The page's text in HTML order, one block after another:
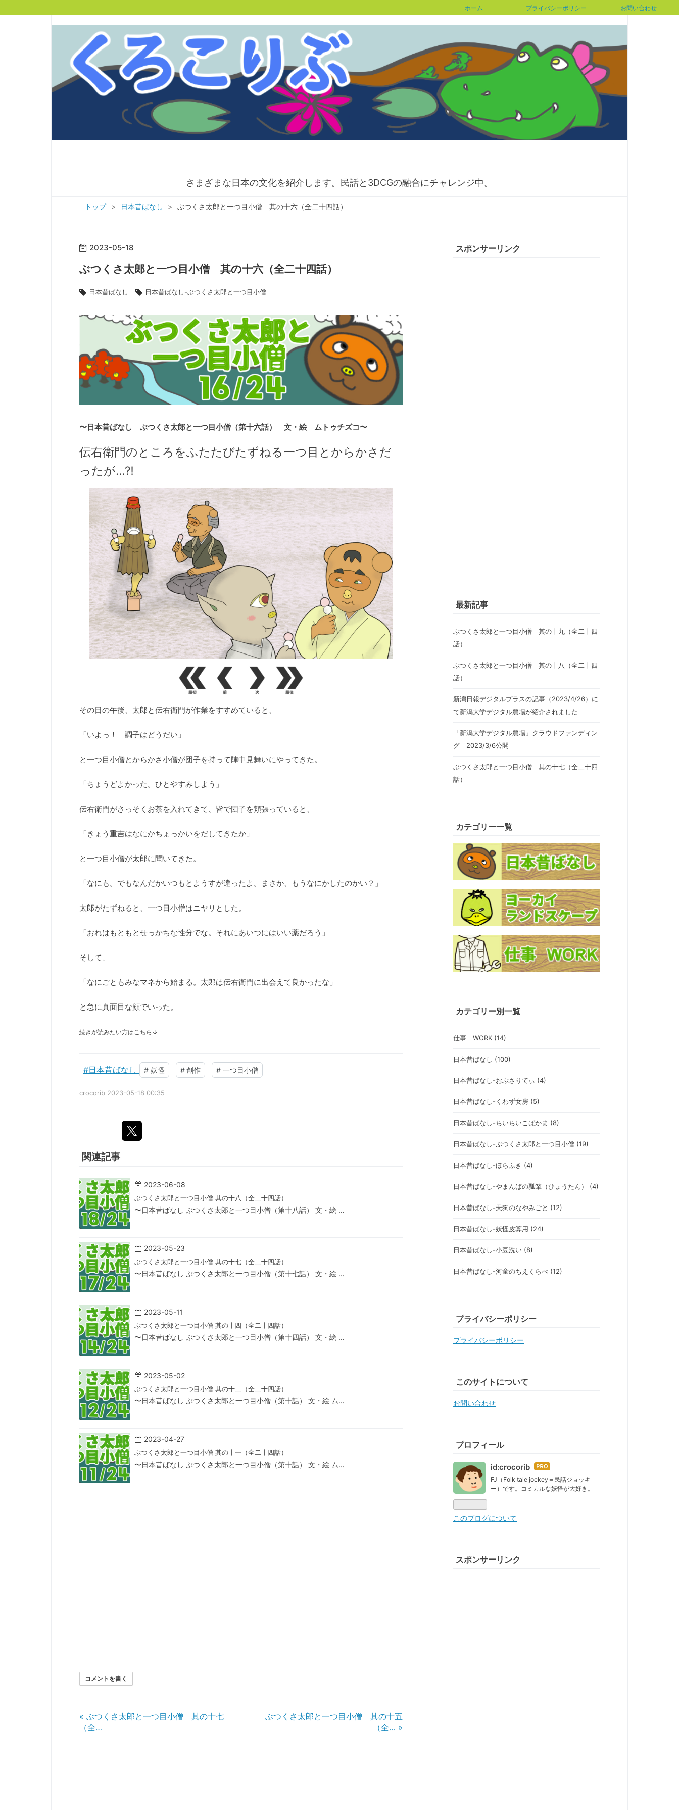
ホーム プライバシーポリシー お問い合わせ
さまざまな日本の文化を紹介します。民話と3DCGの融合にチャレンジ中。
トップ > 日本昔ばなし > ぶつくさ太郎と一つ目小僧 其の十六（全二十四話）
2023-05-18
ぶつくさ太郎と一つ目小僧 其の十六（全二十四話）
日本昔ばなし 日本昔ばなし-ぶつくさ太郎と一つ目小僧
〜 日本昔ばなし ぶつくさ太郎と一つ目小僧（第十六話） 文・絵 ムトゥチズコ〜
伝右衛門のところをふたたびたずねる一つ目とからかさだ
ったが…⁈
その日の午後、太郎と伝右衛門が作業をすすめていると、
「いよっ！ 調子はどうだい」
と一つ目小僧とからかさ小僧が団子を持って陣中見舞いにやってきた。
「ちょうどよかった。ひとやすみしよう」
伝右衛門がさっそくお茶を入れてきて、皆で団子を頬張っていると、
「きょう重吉はなにかちょっかいをだしてきたか」
と一つ目小僧が太郎に聞いてきた。
「なにも。でもなんだかいつもとようすが違ったよ。まさか、もうなにかしたのかい？」
太郎がたずねると、一つ目小僧はニヤリとした。
「おれはもともとせっかちな性分でな。それにあいつにはいい薬だろう」
そして、
「なにごともみなマネから始まる。太郎は伝右衛門に出会えて良かったな」
と急に真面目な顔でいった。
続きが読みたい方はこちら↓
#日本昔ばなし # 妖怪 # 創作 # 一つ目小僧
crocorib 2023-05-18 00:35
関連記事
2023-06-08
ぶつくさ太郎と一つ目小僧 其の十八（全二十四話）
〜日本昔ばなし ぶつくさ太郎と一つ目小僧（第十八話） 文・絵 …
2023-05-23
ぶつくさ太郎と一つ目小僧 其の十七（全二十四話）
〜日本昔ばなし ぶつくさ太郎と一つ目小僧（第十七話） 文・絵 …
2023-05-11
ぶつくさ太郎と一つ目小僧 其の十四（全二十四話）
〜日本昔ばなし ぶつくさ太郎と一つ目小僧（第十四話） 文・絵 …
2023-05-02
ぶつくさ太郎と一つ目小僧 其の十二（全二十四話）
〜日本昔ばなし ぶつくさ太郎と一つ目小僧（第十話） 文・絵 ム…
2023-04-27
ぶつくさ太郎と一つ目小僧 其の十一（全二十四話）
〜日本昔ばなし ぶつくさ太郎と一つ目小僧（第十話） 文・絵 ム…
コメントを書く
« ぶつくさ太郎と一つ目小僧 其の十七
（全…
ぶつくさ太郎と一つ目小僧 其の十五
（全… »
スポンサーリンク
最新記事
ぶつくさ太郎と一つ目小僧 其の十九（全二十四
話）
ぶつくさ太郎と一つ目小僧 其の十八（全二十四
話）
新潟日報デジタルプラスの記事（2023/4/26）に
て新潟大学デジタル農場が紹介されました
「新潟大学デジタル農場」クラウドファンディン
グ 2023/3/6公開
ぶつくさ太郎と一つ目小僧 其の十七（全二十四
話）
カテゴリー一覧
カテゴリー別一覧
仕事 WORK (14)
日本昔ばなし (100)
日本昔ばなし-おぶさりてぃ (4)
日本昔ばなし-くわず女房 (5)
日本昔ばなし-ちいちいこばかま (8)
日本昔ばなし-ぶつくさ太郎と一つ目小僧 (19)
日本昔ばなし-ほらふき (4)
日本昔ばなし-やまんばの瓢箪（ひょうたん） (4)
日本昔ばなし-天狗のなやみごと (12)
日本昔ばなし-妖怪皮算用 (24)
日本昔ばなし-小豆洗い (8)
日本昔ばなし-河童のちえくらべ (12)
プライバシーポリシー
プライバシーポリシー
このサイトについて
お問い合わせ
プロフィール
id:crocorib はて
なブ
ログ
FJ（Folk tale jockey＝民話ジョッキ
ー）です。コミカルな妖怪が大好き。
このブログについて
スポンサーリンク